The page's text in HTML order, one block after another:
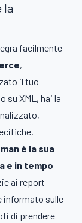
la
facilmente
,
il tuo
su XML, hai la
è la sua
e in tempo
ai report
informato sulle
di prendere